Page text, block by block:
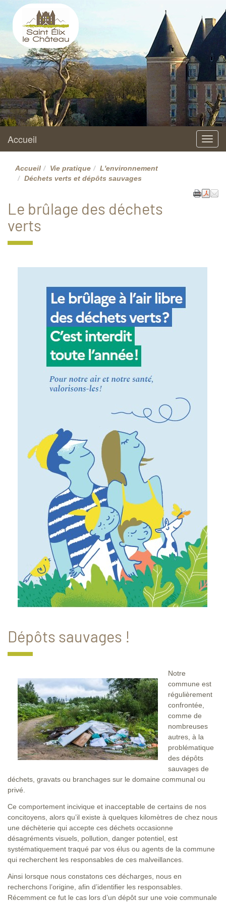
Saint Elix le Château
Site officiel
Menu
Accueil
Accueil Vie pratique
L'environnement
Déchets verts et dépôts sauvages
Le brûlage des déchets
verts
Dépôts sauvages !
Notre
commune est
régulièrement
confrontée,
comme de
nombreuses
autres, à la
problématique
des dépôts
sauvages de
déchets, gravats ou branchages sur le domaine communal ou
privé.
Ce comportement incivique et inacceptable de certains de nos
concitoyens, alors qu’il existe à quelques kilomètres de chez nous
une déchèterie qui accepte ces déchets occasionne
désagréments visuels, pollution, danger potentiel, est
systématiquement traqué par vos élus ou agents de la commune
qui recherchent les responsables de ces malveillances.
Ainsi lorsque nous constatons ces décharges, nous en
recherchons l’origine, afin d’identifier les responsables.
Récemment ce fut le cas lors d’un dépôt sur une voie communale